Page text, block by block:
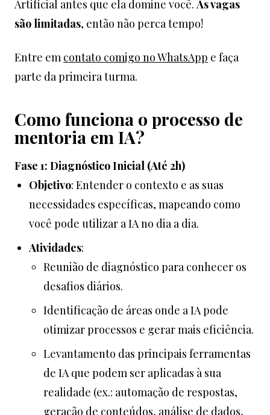
Artificial antes que ela domine você.As vagas
são limitadas, então não perca tempo!
Entre em contato comigo no WhatsApp e faça
parte da primeira turma.
Como funciona o processo de
mentoria em IA?
Fase 1: Diagnóstico Inicial (Até 2h)
Objetivo: Entender o contexto e as suas
necessidades específicas, mapeando como
você pode utilizar a IA no dia a dia.
Atividades:
Reunião de diagnóstico para conhecer os
desafios diários.
Identificação de áreas onde a IA pode
otimizar processos e gerar mais eficiência.
Levantamento das principais ferramentas
de IA que podem ser aplicadas à sua
realidade (ex.: automação de respostas,
geração de conteúdos, análise de dados,